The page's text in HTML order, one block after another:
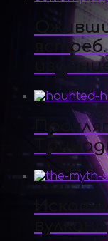
вулкана